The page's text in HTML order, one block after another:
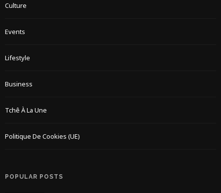
Culture
Events
Lifestyle
Business
Tchê À La Une
Politique De Cookies (UE)
POPULAR POSTS